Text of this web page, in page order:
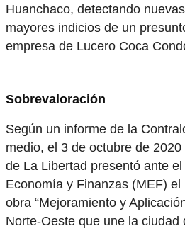
Huanchaco, detectando
mayores indicios de un
empresa de Lucero Coca
Sobrevaloración
Según un informe de la
medio, el 3 de octubre de
de La Libertad presentó ante
Economía y Finanzas (MEF)
obra “Mejoramiento y
Norte-Oeste que une la ciudad